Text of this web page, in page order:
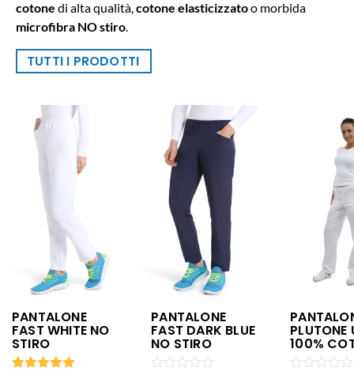
cotone di alta qualità,cotone elasticizzatoo morbida
microfibra NO stiro.
TUTTI I PRODOTTI
PANTALONE
FAST WHITE NO
STIRO
PANTALONE
FAST DARK BLUE
NO STIRO
PLUTONE
100%